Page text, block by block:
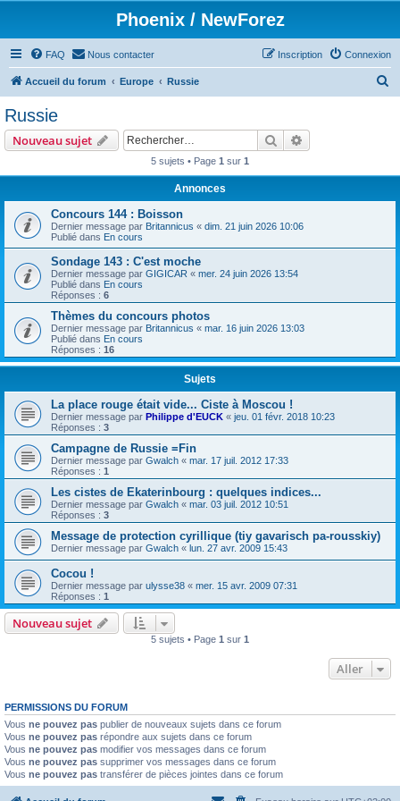
Phoenix / NewForez
FAQ Nous contacter Connexion
Inscription
Accueil du forum Europe Russie
e
Russie
Nouveau sujet Rechercher
5 sujets • Page 1 sur 1
Annonces
Concours 144 : Boisson
Dernier message par Britannicus « dim. 21 juin 2026 10:06
Publié dans En cours
Sondage 143 : C'est moche
Dernier message par GIGICAR « mer. 24 juin 2026 13:54
Publié dans En cours
Réponses : 6
Thèmes du concours photos
Dernier message par Britannicus « mar. 16 juin 2026 13:03
Publié dans En cours
Réponses : 16
Sujets
La place rouge était vide... Ciste à Moscou !
Dernier message par Philippe d'EUCK « jeu. 01 févr. 2018 10:23
Réponses : 3
Campagne de Russie =Fin
Dernier message par Gwalch « mar. 17 juil. 2012 17:33
Réponses : 1
Les cistes de Ekaterinbourg : quelques indices...
Dernier message par Gwalch « mar. 03 juil. 2012 10:51
Réponses : 3
Message de protection cyrillique (tiy gavarisch pa-rousskiy)
Dernier message par Gwalch « lun. 27 avr. 2009 15:43
Cocou !
Dernier message par ulysse38 « mer. 15 avr. 2009 07:31
Réponses : 1
Nouveau sujet
5 sujets • Page 1 sur 1
Aller
PERMISSIONS DU FORUM
Vous ne pouvez pas publier de nouveaux sujets dans ce forum
Vous ne pouvez pas répondre aux sujets dans ce forum
Vous ne pouvez pas modifier vos messages dans ce forum
Vous ne pouvez pas supprimer vos messages dans ce forum
Vous ne pouvez pas transférer de pièces jointes dans ce forum